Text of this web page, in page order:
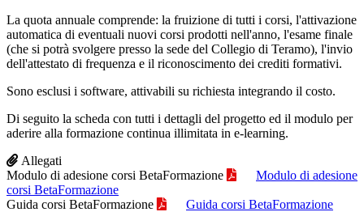
La quota annuale comprende: la fruizione di tutti i corsi, l'attivazione
automatica di eventuali nuovi corsi prodotti nell'anno, l'esame finale
(che si potrà svolgere presso la sede del Collegio di Teramo), l'invio
dell'attestato di frequenza e il riconoscimento dei crediti formativi.
Sono esclusi i software, attivabili su richiesta integrando il costo.
Di seguito la scheda con tutti i dettagli del progetto ed il modulo per
aderire alla formazione continua illimitata in e-learning.
Allegati
Modulo di adesione corsi BetaFormazione
Modulo di adesione
corsi BetaFormazione
Guida corsi BetaFormazione
Guida corsi BetaFormazione